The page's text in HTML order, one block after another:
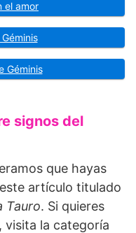
el amor
Géminis
signos del
que hayas
artículo titulado
Tauro. Si quieres
visita la categoría